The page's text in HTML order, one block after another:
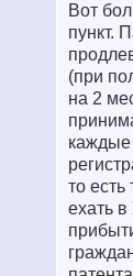
Вот
пункт.
(при
на 2
каждые
то
ехать